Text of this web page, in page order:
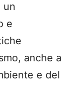
un
e
anche a
e del